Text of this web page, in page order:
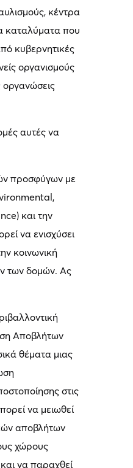
κέντρα
καταλύματα που
κυβερνητικές
οργανισμούς
οργανώσεις
αυτές να
προσφύγων με
και την
να ενισχύσει
κοινωνική
των δομών. Ας
Αποβλήτων
θέματα μιας
στις
να μειωθεί
αποβλήτων
χώρους
να παραχθεί